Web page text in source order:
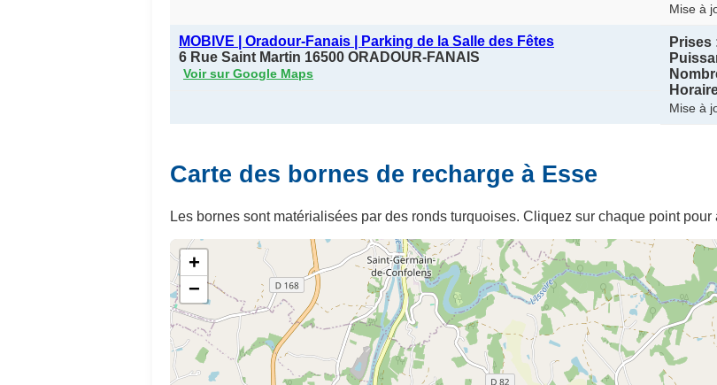
Mise à
MOBIVE | Oradour-Fanais | Parking de la Salle des Fêtes
6 Rue Saint Martin 16500 ORADOUR-FANAIS
Voir sur Google Maps
Prises
Mise à
Carte des bornes de recharge à Esse
Les bornes sont matérialisées par des ronds turquoises. Cliquez sur chaque point
+
−